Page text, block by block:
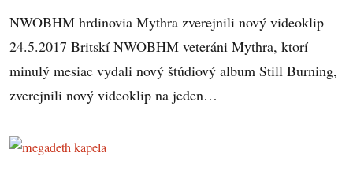
NWOBHM hrdinovia Mythra zverejnili nový videoklip
24.5.2017 Britskí NWOBHM veteráni Mythra, ktorí
minulý mesiac vydali nový štúdiový album Still Burning,
zverejnili nový videoklip na jeden…